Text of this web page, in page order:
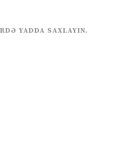
YADDA SAXLAYIN.